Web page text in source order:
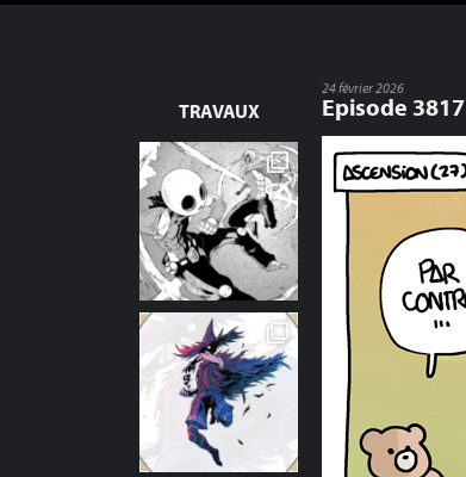
TRAVAUX
24 février 2026
Episode 3817